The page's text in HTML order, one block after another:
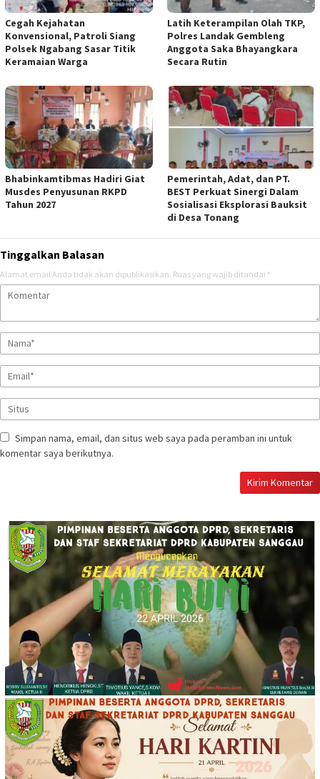
Cegah Kejahatan
Konvensional, Patroli Siang
Polsek Ngabang Sasar Titik
Keramaian Warga
Latih Keterampilan Olah TKP,
Polres Landak Gembleng
Anggota Saka Bhayangkara
Secara Rutin
Bhabinkamtibmas Hadiri Giat
Musdes Penyusunan RKPD
Tahun 2027
Pemerintah, Adat, dan PT.
BEST Perkuat Sinergi Dalam
Sosialisasi Eksplorasi Bauksit
di Desa Tonang
Tinggalkan Balasan
Alamat email Anda tidak akan dipublikasikan. Ruas yang wajib ditandai *
Simpan nama, email, dan situs web saya pada peramban ini untuk
komentar saya berikutnya.